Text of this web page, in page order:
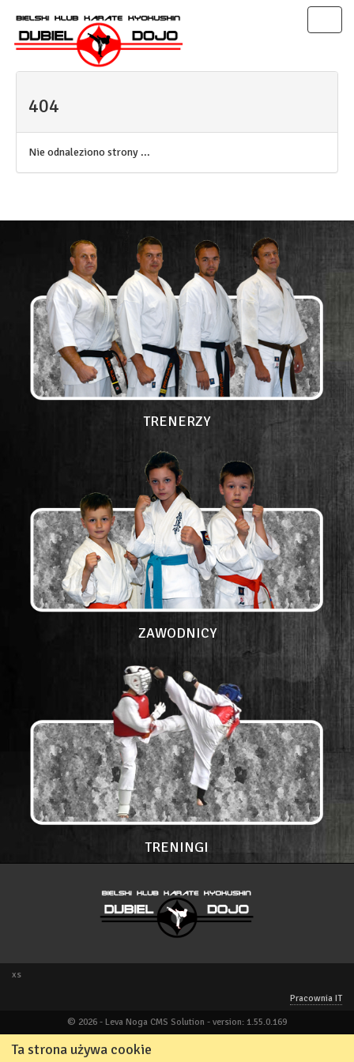
404
Nie odnaleziono strony ...
TRENERZY
ZAWODNICY
TRENINGI
xs
Pracownia IT
© 2026 - Leva Noga CMS Solution - version: 1.55.0.169
Ta strona używa cookie